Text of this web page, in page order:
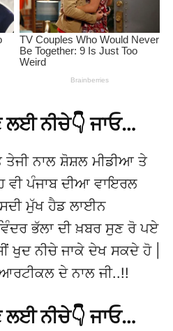
ਨੀਚੇ👇 ਜਾਓ…
ਨਾਲ ਸ਼ੋਸ਼ਲ ਮੀਡੀਆ ਤੇ
ਪੰਜਾਬ ਦੀਆ ਵਾਇਰਲ
ਮੁੱਖ ਹੈਡ ਲਾਈਨ
ਭੱਲਾ ਦੀ ਖ਼ਬਰ ਸੁਣ ਰੋ ਪਏ
ਖੁਦ ਨੀਚੇ ਜਾਕੇ ਦੇਖ ਸਕਦੇ ਹੋ |
ਦੇ ਨਾਲ ਜੀ..!!
ਨੀਚੇ👇 ਜਾਓ…